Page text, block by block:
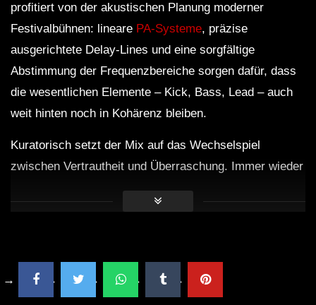
profitiert von der akustischen Planung moderner
Festivalbühnen: lineare PA-Systeme, präzise
ausgerichtete Delay-Lines und eine sorgfältige
Abstimmung der Frequenzbereiche sorgen dafür, dass
die wesentlichen Elemente – Kick, Bass, Lead – auch
weit hinten noch in Kohärenz bleiben.
Kuratorisch setzt der Mix auf das Wechselspiel
zwischen Vertrautheit und Überraschung. Immer wieder
leuchten zarte Melodie-Fragmente auf, die an die
großen Chords der 2000er erinnern, um im nächsten
ist kein Zufall: Sie bedient eine Festival-Realität, in der